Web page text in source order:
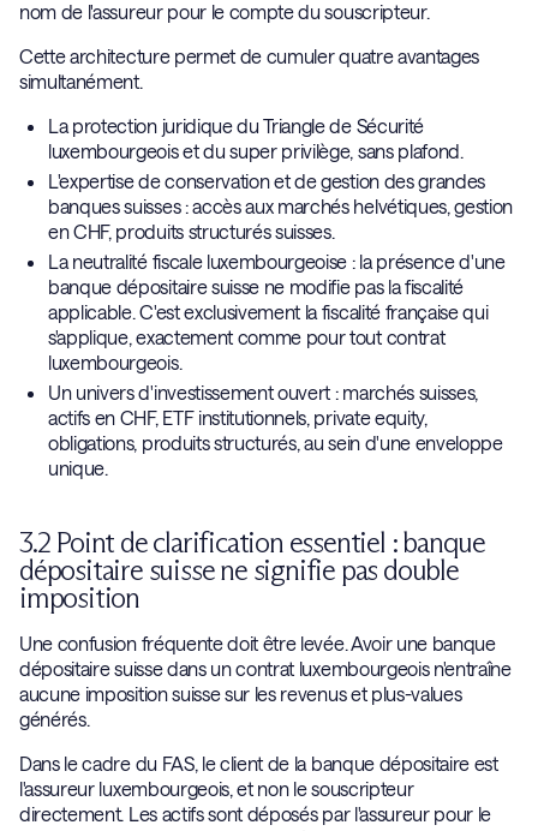
nom de l'assureur pour le compte du souscripteur.
Cette architecture permet de cumuler quatre avantages
simultanément.
La protection juridique du Triangle de Sécurité
luxembourgeois et du super privilège, sans plafond.
L'expertise de conservation et de gestion des grandes
banques suisses : accès aux marchés helvétiques, gestion
en CHF, produits structurés suisses.
La neutralité fiscale luxembourgeoise : la présence d'une
banque dépositaire suisse ne modifie pas la fiscalité
applicable. C'est exclusivement la fiscalité française qui
s'applique, exactement comme pour tout contrat
luxembourgeois.
Un univers d'investissement ouvert : marchés suisses,
actifs en CHF, ETF institutionnels, private equity,
obligations, produits structurés, au sein d'une enveloppe
unique.
3.2 Point de clarification essentiel : banque
dépositaire suisse ne signifie pas double
imposition
Une confusion fréquente doit être levée. Avoir une banque
dépositaire suisse dans un contrat luxembourgeois n'entraîne
aucune imposition suisse sur les revenus et plus-values
générés.
Dans le cadre du FAS, le client de la banque dépositaire est
l'assureur luxembourgeois, et non le souscripteur
directement. Les actifs sont déposés par l'assureur pour le